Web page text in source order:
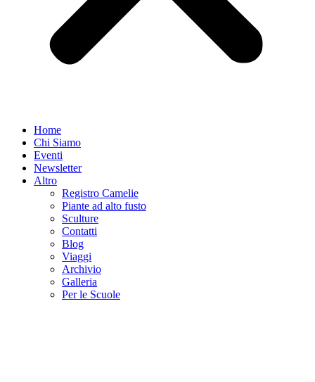
Home
Chi Siamo
Eventi
Newsletter
Altro
Registro Camelie
Piante ad alto fusto
Sculture
Contatti
Blog
Viaggi
Archivio
Galleria
Per le Scuole